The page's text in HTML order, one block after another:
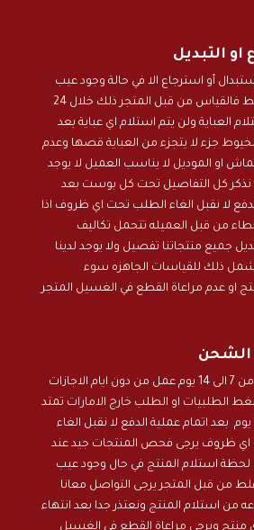
او التبديل
أو استرجاع الا في حالة وجود عيب
مصنعي او غلط فالقياس من قبل المتجر ذلك خلال 24
العباية ولن يتم استلام اي عباية بعد
جزء لا يتجزء من العباية قصها وعدم
او الموديل لا يناسب العميل لا يوجد
نذكر كل التفاصيل تحت كل بوست بعد
لا نقبل الغاء الطلب تحت اي ظروف اذا
من قبل العميله تتحمل تكاليف
جميع منتجاتنا تفصيل ولا يوجد لدينا
ذلك للقياسات الجاهزه سوء
او عدم مراعاة القطع في الغسيل المتجر
الشحن
مدة الطلب من 7 الى 14 يوم عمل من دون ايام الاجازات
الطلبيات او الطلب خارج الامارات تمتد
المدة الى 25 يوم بعد اتمام عملية الدفع لا نقبل الغاء
ظروف يرجى فحص المنتجات جيد عند
لحظة استلام المنتج في حال وجود عيب
من قبل المتجر يرجى التواصل معانا
24 ساعه من استلام المنتج ونعتذر جدا بعد انتهاء
منتج ويرجى مراعاة القطع في الغسيل